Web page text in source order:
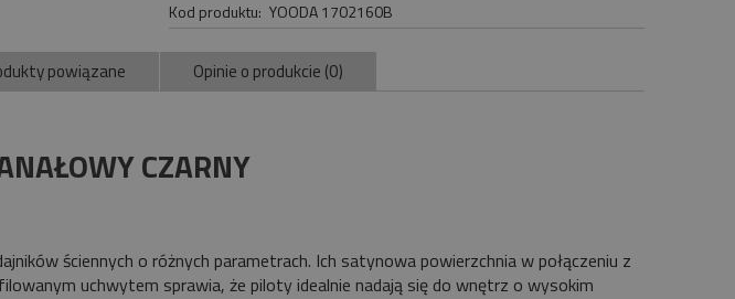
Kod produktu: YOODA 1702160B
powiązane Opinie o produkcie (0)
CZARNY
ściennych o różnych parametrach. Ich satynowa powierzchnia w połączeniu z
uchwytem sprawia, że piloty idealnie nadają się do wnętrz o wysokim